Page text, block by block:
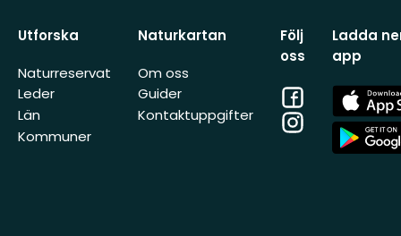
Utforska
Naturreservat
Leder
Län
Kommuner
Naturkartan
Om oss
Guider
Kontaktuppgifter
Följ
oss
Facebook
Instagram
Ladda
app
App
Store
App
Store